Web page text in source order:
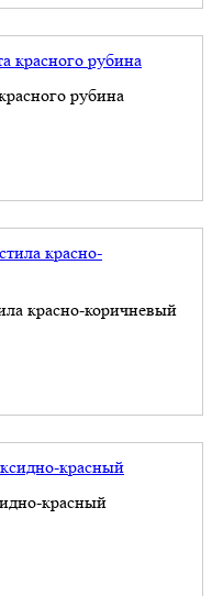
рубина
красно-коричневый
красный